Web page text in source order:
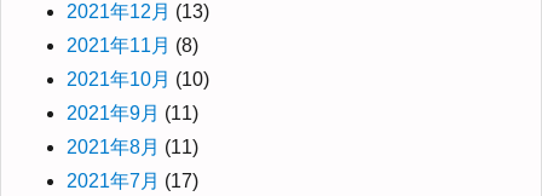
2021年12月 (13)
2021年11月 (8)
2021年10月 (10)
2021年9月 (11)
2021年8月 (11)
2021年7月 (17)